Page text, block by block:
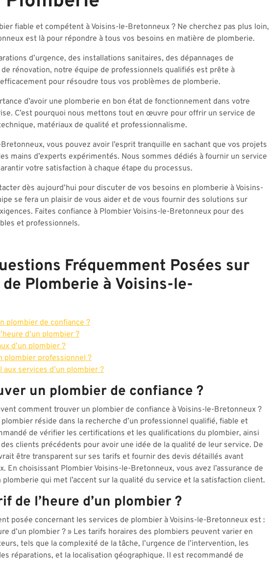
fiable et compétent à Voisins-le-Bretonneux ? Ne cherchez pas plus loin,
est là pour répondre à tous vos besoins en matière de plomberie.
d’urgence, des installations sanitaires, des dépannages de
rénovation, notre équipe de professionnels qualifiés est prête à
pour résoudre tous vos problèmes de plomberie.
d’avoir une plomberie en bon état de fonctionnement dans votre
C’est pourquoi nous mettons tout en œuvre pour offrir un service de
matériaux de qualité et professionnalisme.
vous pouvez avoir l’esprit tranquille en sachant que vos projets
mains d’experts expérimentés. Nous sommes dédiés à fournir un service
votre satisfaction à chaque étape du processus.
dès aujourd’hui pour discuter de vos besoins en plomberie à Voisins-
se fera un plaisir de vous aider et de vous fournir des solutions sur
Faites confiance à Plombier Voisins-le-Bretonneux pour des
et professionnels.
Fréquemment Posées sur
Plomberie à Voisins-le-
plombier de confiance ?
d’un plombier ?
d’un plombier ?
plombier professionnel ?
services d’un plombier ?
un plombier de confiance ?
comment trouver un plombier de confiance à Voisins-le-Bretonneux ?
réside dans la recherche d’un professionnel qualifié, fiable et
de vérifier les certifications et les qualifications du plombier, ainsi
clients précédents pour avoir une idée de la qualité de leur service. De
être transparent sur ses tarifs et fournir des devis détaillés avant
En choisissant Plombier Voisins-le-Bretonneux, vous avez l’assurance de
qui met l’accent sur la qualité du service et la satisfaction client.
de l’heure d’un plombier ?
posée concernant les services de plombier à Voisins-le-Bretonneux est :
d’un plombier ? » Les tarifs horaires des plombiers peuvent varier en
tels que la complexité de la tâche, l’urgence de l’intervention, les
réparations, et la localisation géographique. Il est recommandé de